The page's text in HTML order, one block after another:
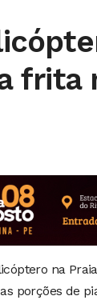
frita
na
porções de